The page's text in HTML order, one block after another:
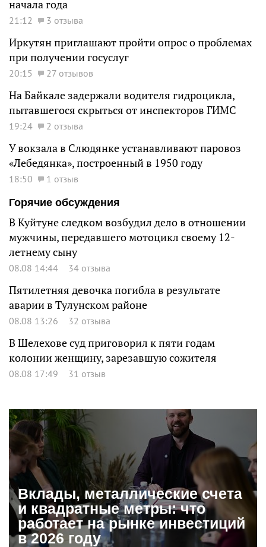
начала года
21:12 3 отзыва
Иркутян приглашают пройти опрос о проблемах
при получении госуслуг
20:15 27 отзывов
На Байкале задержали водителя гидроцикла,
пытавшегося скрыться от инспекторов ГИМС
19:24 2 отзыва
У вокзала в Слюдянке устанавливают паровоз
«Лебедянка», построенный в 1950 году
18:50
1 отзыв
Горячие обсуждения
В Куйтуне следком возбудил дело в отношении
мужчины, передавшего мотоцикл своему 12-
летнему сыну
08.08 14:44 34 отзыва
Пятилетняя девочка погибла в результате
аварии в Тулунском районе
08.08 13:26 32 отзыва
В Шелехове суд приговорил к пяти годам
колонии женщину, зарезавшую сожителя
08.08 17:49 31 отзыв
Вклады, металлические счета
и квадратные метры: что
работает на рынке инвестиций
в 2026 году